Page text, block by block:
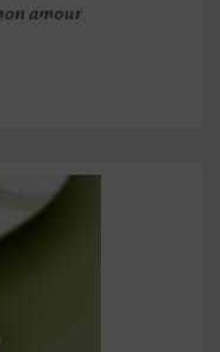
amour